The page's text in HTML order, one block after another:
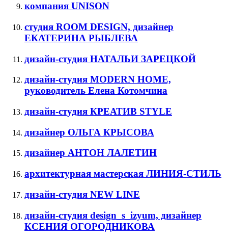
компания UNISON
студия ROOM DESIGN, дизайнер
ЕКАТЕРИНА РЫБЛЕВА
дизайн-студия НАТАЛЬИ ЗАРЕЦКОЙ
дизайн-студия MODERN HOME,
руководитель Елена Котомчина
дизайн-студия КРЕАТИВ STYLE
дизайнер ОЛЬГА КРЫСОВА
дизайнер АНТОН ЛАЛЕТИН
архитектурная мастерская ЛИНИЯ-СТИЛЬ
дизайн-студия NEW LINE
дизайн-студия design_s_izyum, дизайнер
КСЕНИЯ ОГОРОДНИКОВА